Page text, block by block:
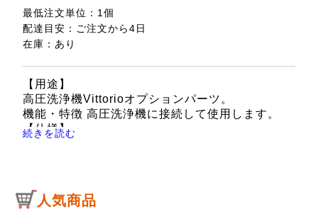
最低注文単位：1個
配達目安：ご注文から4日
在庫：あり
【用途】
高圧洗浄機Vittorioオプションパーツ。
機能・特徴 高圧洗浄機に接続して使用します。
【仕様】
本体の取扱説明書をお読みになり安全にご使用く
続きを読む
人気商品